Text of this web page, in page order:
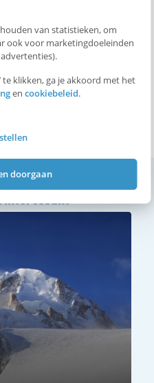
van statistieken, om
ook voor marketingdoeleinden
te klikken, ga je akkoord met het
encookiebeleid.
doorgaan
Voor starters